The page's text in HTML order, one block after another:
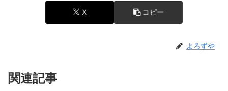
X コピー
よろずや
関連記事